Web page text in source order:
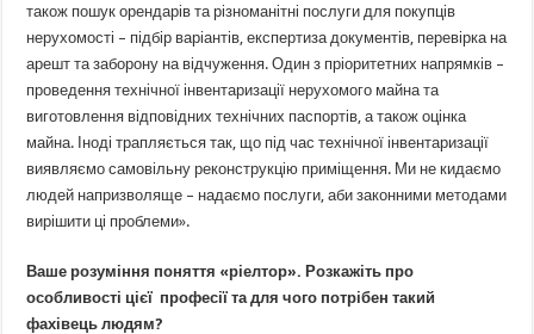
також пошук орендарів та різноманітні послуги для покупців
нерухомості – підбір варіантів, експертиза документів, перевірка на
арешт та заборону на відчуження. Один з пріоритетних напрямків –
проведення технічної інвентаризації нерухомого майна та
виготовлення відповідних технічних паспортів, а також оцінка
майна. Іноді трапляється так, що під час технічної інвентаризації
виявляємо самовільну реконструкцію приміщення. Ми не кидаємо
людей напризволяще – надаємо послуги, аби законними методами
вирішити ці проблеми».
Ваше розуміння поняття «ріелтор». Розкажіть про
особливості цієї професії та для чого потрібен такий
фахівець людям?